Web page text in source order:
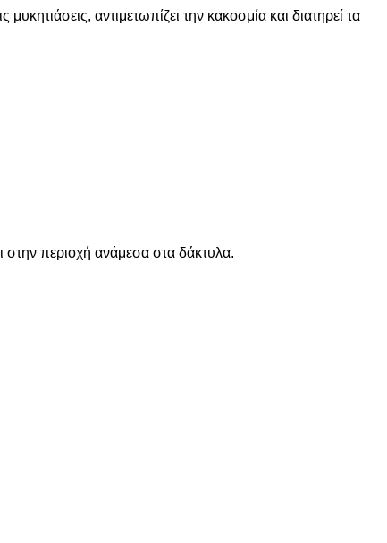
αντιμετωπίζει την κακοσμία και διατηρεί τα
περιοχή ανάμεσα στα δάκτυλα.